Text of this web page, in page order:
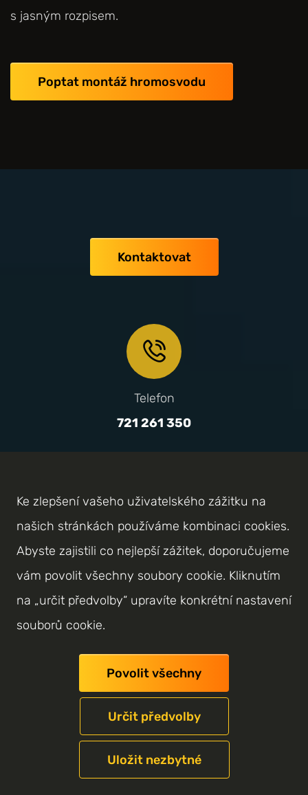
s jasným rozpisem.
Poptat montáž hromosvodu
Kontaktovat
Telefon
721 261 350
Email
stormhunters@seznam.cz
Sídlo
Mochovská 478/40, Praha 198 00
Ke zlepšení vašeho uživatelského zážitku na
našich stránkách používáme kombinaci cookies.
Abyste zajistili co nejlepší zážitek, doporučujeme
vám povolit všechny soubory cookie. Kliknutím
na „určit předvolby“ upravíte konkrétní nastavení
souborů cookie.
Nezbytně nutné cookies
Tyto soubory cookie jsou nezbytné, abyste se
mohli pohybovat po webových stránkách a
využívat jejich funkce. Bez těchto cookies nelze
Povolit všechny
Určit předvolby
Uložit nezbytné